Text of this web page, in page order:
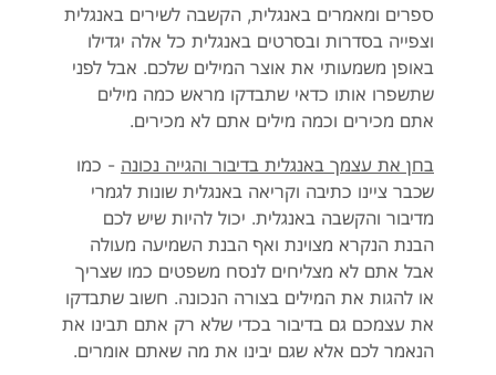
ספרים ומאמרים באנגלית, הקשבה לשירים באנגלית
וצפייה בסדרות ובסרטים באנגלית כל אלה יגדילו
באופן משמעותי את אוצר המילים שלכם. אבל לפני
שתשפרו אותו כדאי שתבדקו מראש כמה מילים
אתם מכירים וכמה מילים אתם לא מכירים.
בחן את עצמך באנגלית בדיבור והגייה נכונה- כמו
שכבר ציינו כתיבה וקריאה באנגלית שונות לגמרי
מדיבור והקשבה באנגלית. יכול להיות שיש לכם
הבנת הנקרא מצוינת ואף הבנת השמיעה מעולה
אבל אתם לא מצליחים לנסח משפטים כמו שצריך
או להגות את המילים בצורה הנכונה. חשוב שתבדקו
את עצמכם גם בדיבור בכדי שלא רק אתם תבינו את
הנאמר לכם אלא שגם יבינו את מה שאתם אומרים.